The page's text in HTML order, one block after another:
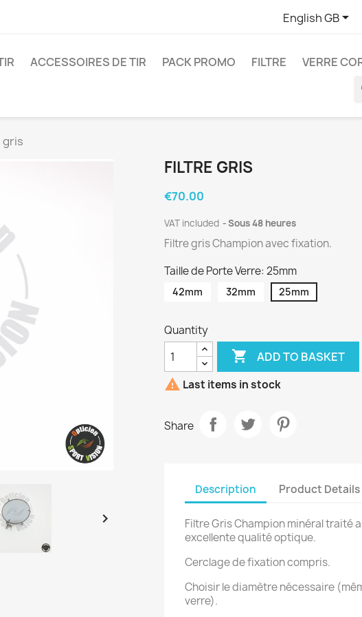
English GB
ACCESSOIRES DE TIR PACK PROMO FILTRE VERRE
gris

FILTRE GRIS
€70.00
VAT included Sous 48 heures
Filtre gris Champion avec fixation.
Taille de Porte Verre: 25mm
42mm 32mm 25mm
Quantity
 ADD TO BASKET
 Last items in stock
Share
Description Product Details
Filtre Gris Champion minéral
excellente qualité optique.
Cerclage de fixation compris.
Choisir le diamètre nécessaire
verre).